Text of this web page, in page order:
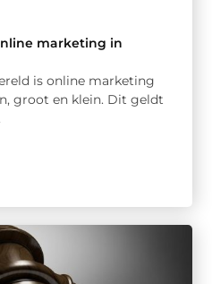
marketing in
is online marketing
groot en klein. Dit geldt